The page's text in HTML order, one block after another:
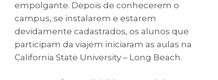
empolgante. Depois de conhecerem o
campus, se instalarem e estarem
devidamente cadastrados, os alunos que
participam da viajem iniciaram as aulas na
California State University – Long Beach.